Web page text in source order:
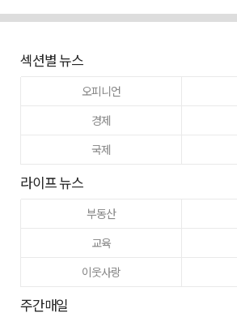
섹션별 뉴스
오피니언
경제
국제
라이프 뉴스
부동산
교육
이웃사랑
주간매일